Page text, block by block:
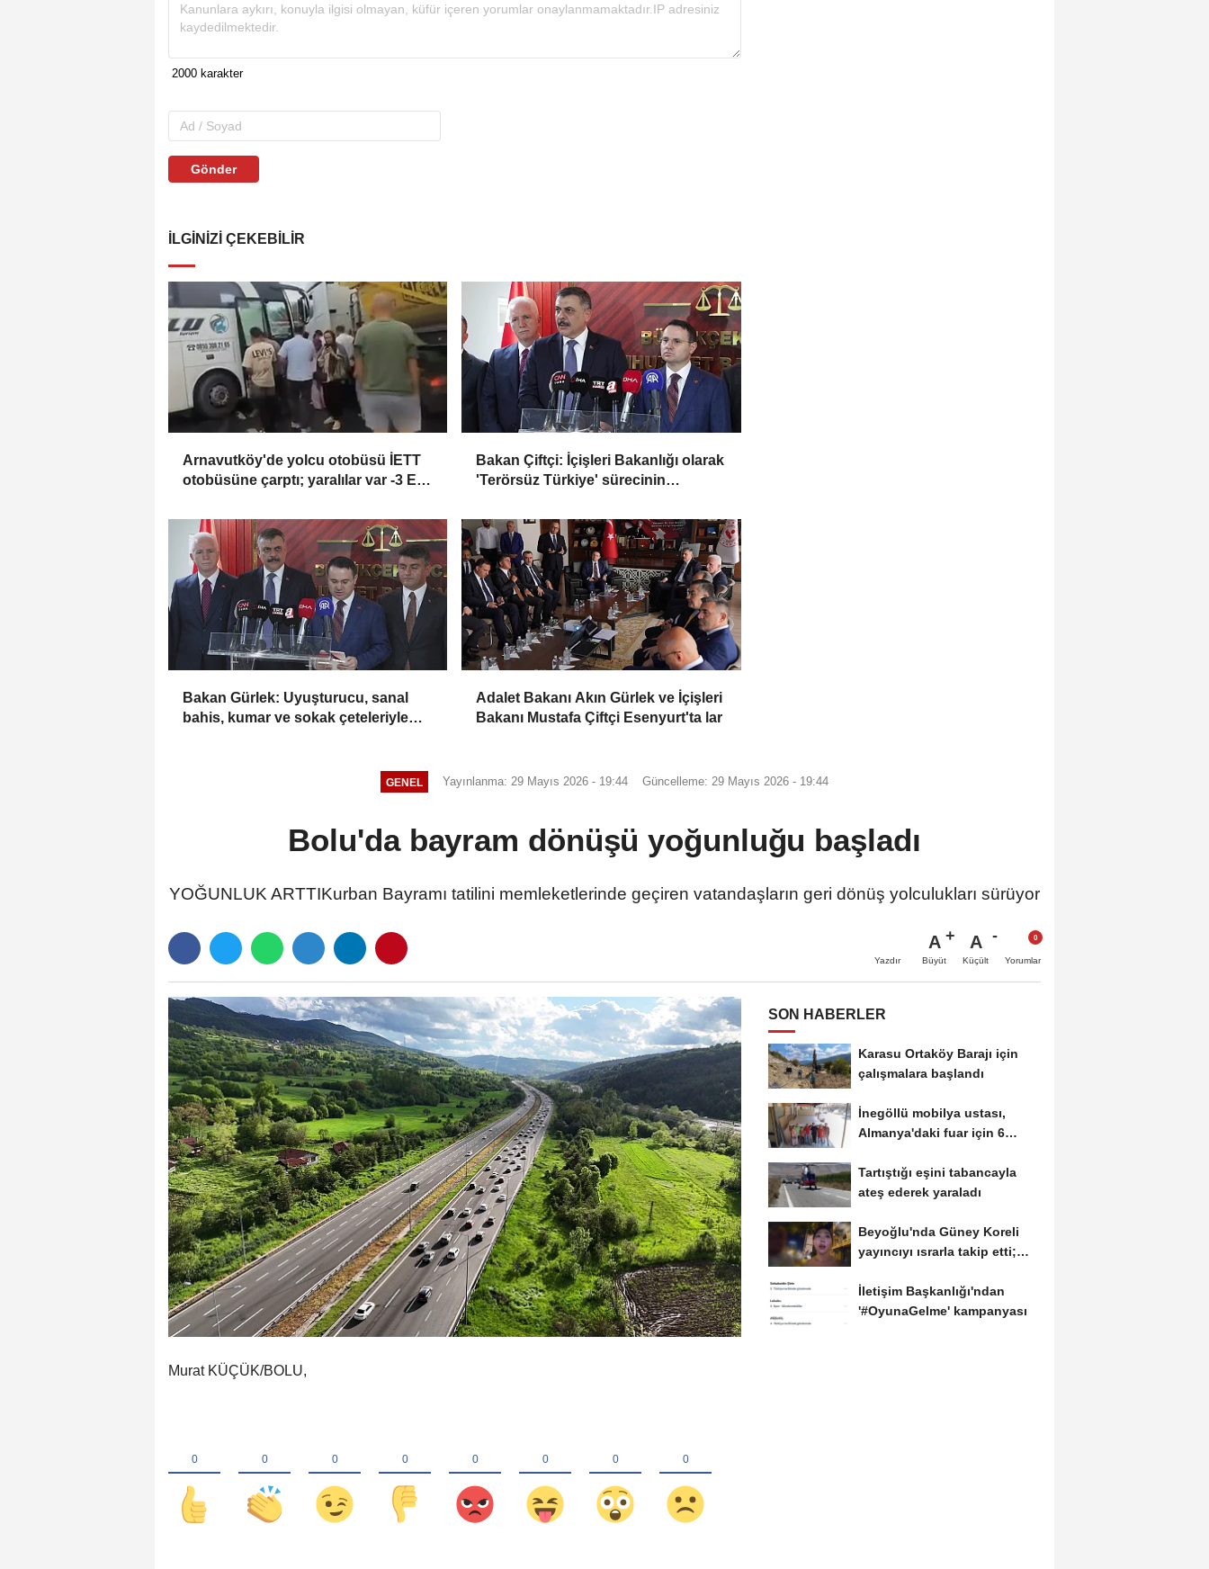
Gönder
İLGINIZI ÇEKEBILIR
Arnavutköy'de yolcu otobüsü İETT
otobüsüne çarptı; yaralılar var -3 Ek
Bakan Çiftçi: İçişleri Bakanlığı olarak
'Terörsüz Türkiye' sürecinin
şekilde takip ediyoruz
Bakan Gürlek: Uyuşturucu, sanal
bahis, kumar ve sokak çeteleriyle
Adalet Bakanı Akın Gürlek ve İçişleri
Bakanı Mustafa Çiftçi Esenyurt'ta lar
GENEL Yayınlanma: 29 Mayıs 2026 - 19:44 Güncelleme: 29 Mayıs 2026 - 19:44
Bolu'da bayram dönüşü yoğunluğu başladı
YOĞUNLUK ARTTIKurban Bayramı tatilini memleketlerinde geçiren vatandaşların geri dönüş yolculukları sürüyor
Yazdır
A
Büyüt
A
Küçült Yorumlar
Murat KÜÇÜK/BOLU,
SON HABERLER
Karasu Ortaköy Barajı için
çalışmalara başlandı
İnegöllü mobilya ustası,
Almanya'daki fuar için 6
Tartıştığı eşini tabancayla
ateş ederek yaraladı
Beyoğlu'nda Güney Koreli
yayıncıyı ısrarla takip etti;
İletişim Başkanlığı'ndan
'#OyunaGelme' kampanyası